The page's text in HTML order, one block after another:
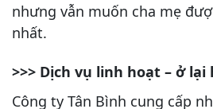
nhưng vẫn muốn cha mẹ
nhất.
>>> Dịch vụ linh hoạt – ở lại
Công ty Tân Bình cung cấp